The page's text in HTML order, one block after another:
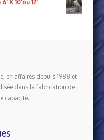
X 10'ou 12'
en affaires depuis 1988 et
dans la fabrication de
capacité.